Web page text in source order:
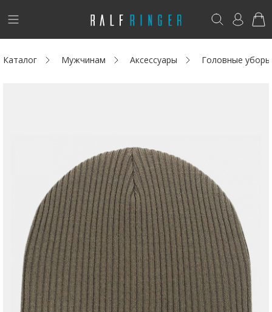
!
Новинки
Аутлет
Акции / Новости
Адреса магазинов
Возникли вопросы? - club@ralf.ru
Каталог Мужчинам Аксессуары Головные уборы